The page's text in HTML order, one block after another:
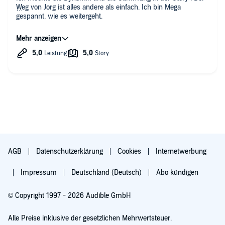
Weg von Jorg ist alles andere als einfach. Ich bin Mega
gespannt, wie es weitergeht.
Die Stimme vom Sprecher passt prima zu der dunklen Story.
AGB Datenschutzerklärung Cookies Internetwerbung
Impressum Deutschland (Deutsch) Abo kündigen
© Copyright 1997 - 2026 Audible GmbH
Alle Preise inklusive der gesetzlichen Mehrwertsteuer.